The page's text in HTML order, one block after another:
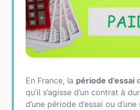
En France, la période d’essai
qu’il s’agisse d’un contrat à
d’une période d’essai ou